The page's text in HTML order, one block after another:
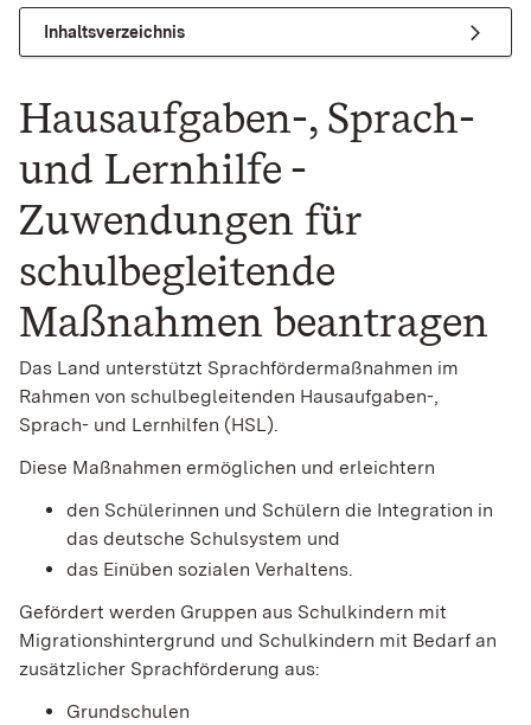
Inhaltsverzeichnis
Hausaufgaben-, Sprach-
und Lernhilfe -
Zuwendungen für
schulbegleitende
Maßnahmen beantragen
Das Land unterstützt Sprachfördermaßnahmen im
Rahmen von schulbegleitenden Hausaufgaben-,
Sprach- und Lernhilfen (HSL).
Diese Maßnahmen ermöglichen und erleichtern
den Schülerinnen und Schülern die Integration in
das deutsche Schulsystem und
das Einüben sozialen Verhaltens.
Gefördert werden Gruppen aus Schulkindern mit
Migrationshintergrund und Schulkindern mit Bedarf an
zusätzlicher Sprachförderung aus:
Grundschulen